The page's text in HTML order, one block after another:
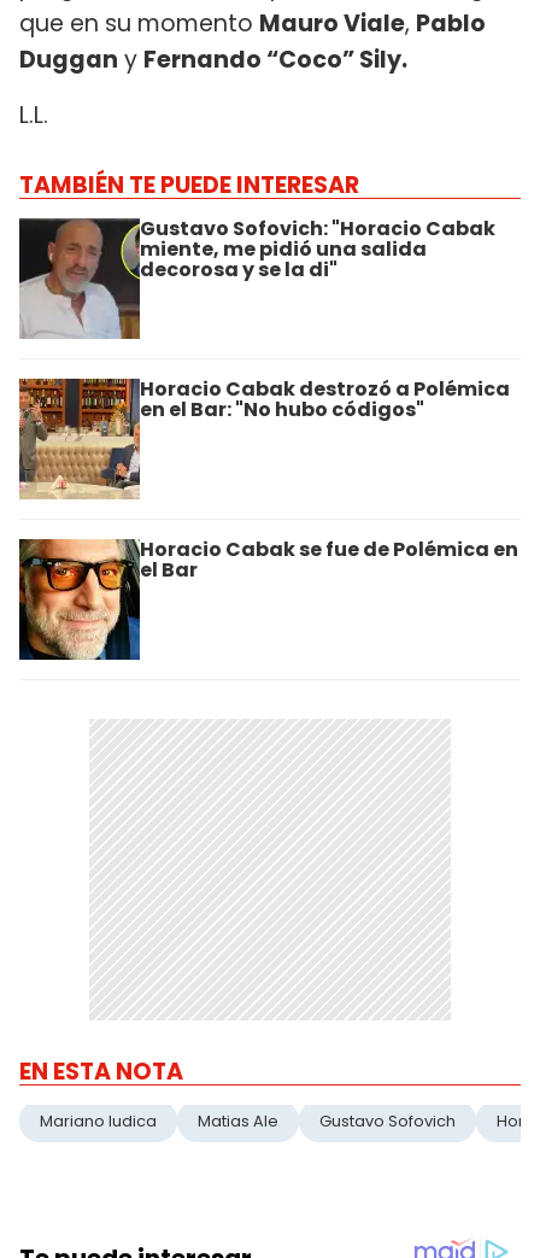
que en su momento Mauro Viale, Pablo
Duggan y Fernando “Coco” Sily.
L.L.
TAMBIÉN TE PUEDE INTERESAR
Gustavo Sofovich: "Horacio Cabak
miente, me pidió una salida
decorosa y se la di"
Horacio Cabak destrozó a Polémica
en el Bar: "No hubo códigos"
Horacio Cabak se fue de Polémica en
el Bar
EN ESTA NOTA
Mariano Iudica Matias Ale Gustavo Sofovich